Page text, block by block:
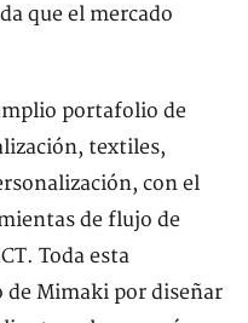
que el mercado
portafolio de
textiles,
con el
de flujo de
Toda esta
Mimaki por diseñar